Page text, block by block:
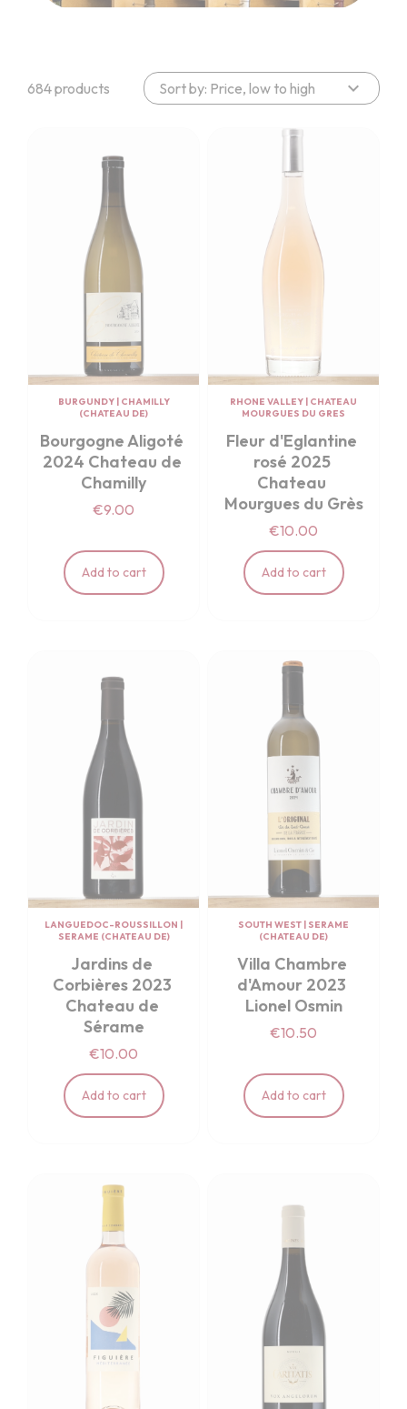
684 products Sort by: Price, low to high expand_more
BURGUNDY| CHAMILLY
(CHATEAU DE)
Bourgogne Aligoté
2024 Chateau de
Chamilly
€9.00
Add to cart
RHONE VALLEY | CHATEAU
MOURGUES DU GRES
Fleur d'Eglantine
rosé 2025
Chateau
Mourgues du Grès
€10.00
Add to cart
LANGUEDOC-ROUSSILLON |
SERAME (CHATEAU DE)
Jardins de
Corbières 2023
Chateau de
Sérame
€10.00
Add to cart
SOUTH WEST | SERAME
(CHATEAU DE)
Villa Chambre
d'Amour 2023
Lionel Osmin
€10.50
Add to cart